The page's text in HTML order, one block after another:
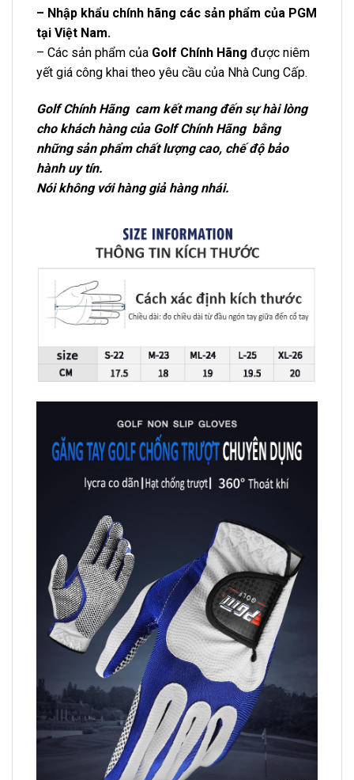
– Nhập khẩu chính hãng các sản phẩm của PGM
tại Việt Nam.
– Các sản phẩm của Golf Chính Hãng được niêm
yết giá công khai theo yêu cầu của Nhà Cung Cấp.
Golf Chính Hãng cam kết mang đến sự hài lòng
cho khách hàng của Golf Chính Hãng bằng
những sản phẩm chất lượng cao, chế độ bảo
hành uy tín.
Nói không với hàng giả hàng nhái.